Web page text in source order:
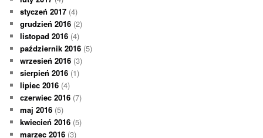
styczeń 2017 (4)
grudzień 2016 (2)
listopad 2016 (4)
październik 2016 (5)
wrzesień 2016 (3)
sierpień 2016 (1)
lipiec 2016 (4)
czerwiec 2016 (7)
maj 2016 (5)
kwiecień 2016 (5)
marzec 2016 (3)